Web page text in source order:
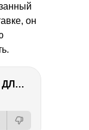
он
НАСТРОЙКИ АЙФОНА ДЛЯ ФОТО И ВИДЕО